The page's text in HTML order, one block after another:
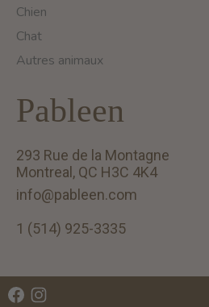
Chien
Chat
Autres animaux
Pableen
293 Rue de la Montagne
Montreal, QC H3C 4K4
info@pableen.com
1 (514) 925-3335